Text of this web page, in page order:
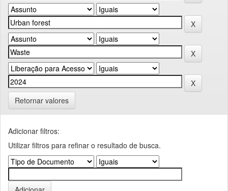
Retornar valores
Adicionar filtros:
Utilizar filtros para refinar o resultado de busca.